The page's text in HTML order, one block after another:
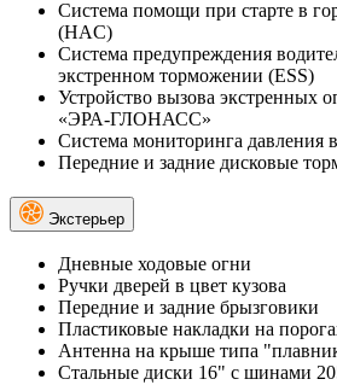
Система помощи при старте в
(HAC)
Система предупреждения
экстренном торможении (ESS)
Устройство вызова экстренных
«ЭРА-ГЛОНАСС»
Система мониторинга давления
Передние и задние дисковые
Экстерьер
Дневные ходовые огни
Ручки дверей в цвет кузова
Передние и задние брызговики
Пластиковые накладки на
Антенна на крыше типа
Стальные диски 16" с шинами